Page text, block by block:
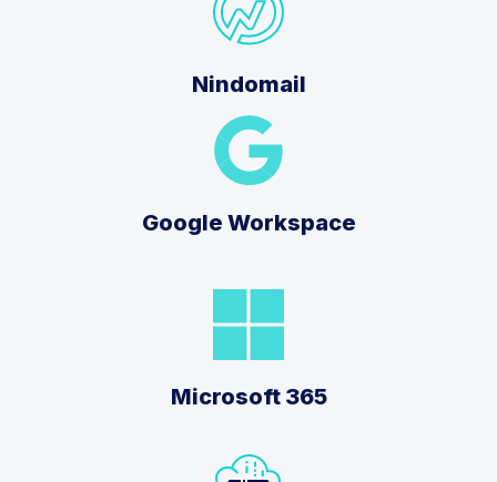
Nindomail
Google Workspace
Microsoft 365